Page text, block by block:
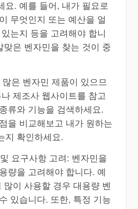
요. 예를 들어, 내가 필요로
무엇인지 또는 예산을 얼
는지 등을 고려해야 합니
맞은 벤자민을 찾는 것이 중
은 벤자민 제품이 있으므
제조사 웹사이트를 참고
류와 기능을 검색하세요.
을 비교해보고 내가 원하는
지 확인하세요.
요구사항 고려: 벤자민을
량을 고려해야 합니다. 예
많이 사용할 경우 대용량 벤
있습니다. 또한, 특정 기능